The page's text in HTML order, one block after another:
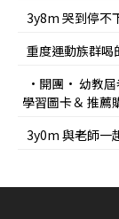
3y8m 哭到停不
重度運動族群喝
•開團• 幼教屆
學習圖卡＆ 推薦
3y0m 與老師一